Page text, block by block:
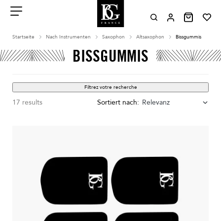
contenu
Startseite Nach Instrumenten Saxophon Altsaxophon Bissgummis
BISSGUMMIS
Filtrez votre recherche
17 results Sortiert nach: Relevanz